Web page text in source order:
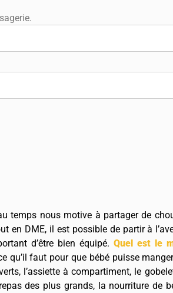
temps nous motive à partager de
en DME, il est possible de partir à
d’être bien équipé. Quel est le
qu’il faut pour que bébé puisse
l’assiette à compartiment, le
des plus grands, la nourriture de